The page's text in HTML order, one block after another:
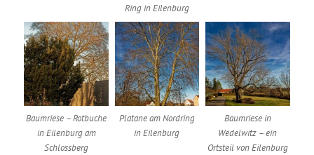
Ring in Eilenburg
Baumriese – Rotbuche
in Eilenburg am
Schlossberg
Platane am Nordring
in Eilenburg
Baumriese in
Wedelwitz – ein
Ortsteil von Eilenburg